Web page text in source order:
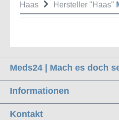
Haas Hersteller "Haas"
Meds24 | Mach es doch
Informationen
Kontakt